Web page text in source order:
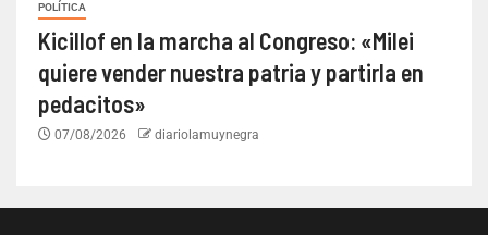
POLÍTICA
Kicillof en la marcha al Congreso: «Milei
quiere vender nuestra patria y partirla en
pedacitos»
07/08/2026 diariolamuynegra